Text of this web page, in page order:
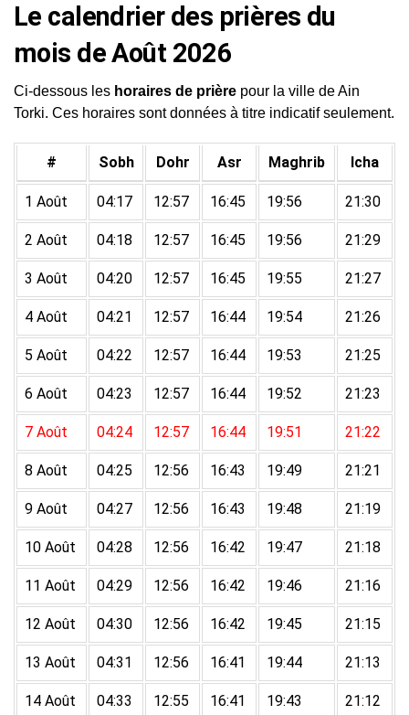
Le calendrier des prières du
mois de Août 2026
Ci-dessous les horaires de prière pour la ville de Ain
Torki. Ces horaires sont données à titre indicatif seulement.
# Sobh Dohr Asr Maghrib Icha
1 Août 04:17 12:57 16:45 19:56 21:30
2 Août 04:18 12:57 16:45 19:56 21:29
3 Août 04:20 12:57 16:45 19:55 21:27
4 Août 04:21 12:57 16:44 19:54 21:26
5 Août 04:22 12:57 16:44 19:53 21:25
6 Août 04:23 12:57 16:44 19:52 21:23
7 Août 04:24 12:57 16:44 19:51 21:22
8 Août 04:25 12:56 16:43 19:49 21:21
9 Août 04:27 12:56 16:43 19:48 21:19
10 Août 04:28 12:56 16:42 19:47 21:18
11 Août 04:29 12:56 16:42 19:46 21:16
12 Août 04:30 12:56 16:42 19:45 21:15
13 Août 04:31 12:56 16:41 19:44 21:13
14 Août 04:33 12:55 16:41 19:43 21:12